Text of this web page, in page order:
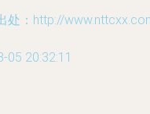
处：http://
05 20:32:11